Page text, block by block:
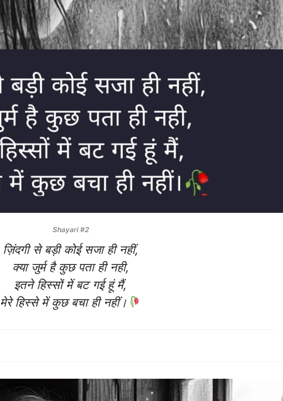
Shayari #2
ज़िंदगी से बड़ी कोई सजा ही नहीं,
क्या जुर्म है कुछ पता ही नही,
इतने हिस्सों में बट गई हूं मैं,
मेरे हिस्से में कुछ बचा ही नहीं।